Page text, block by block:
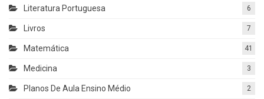
Literatura Portuguesa 6
Livros 7
Matemática 41
Medicina 3
Planos De Aula Ensino Médio 2